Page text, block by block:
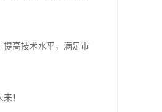
提高技术水平，满足市
！